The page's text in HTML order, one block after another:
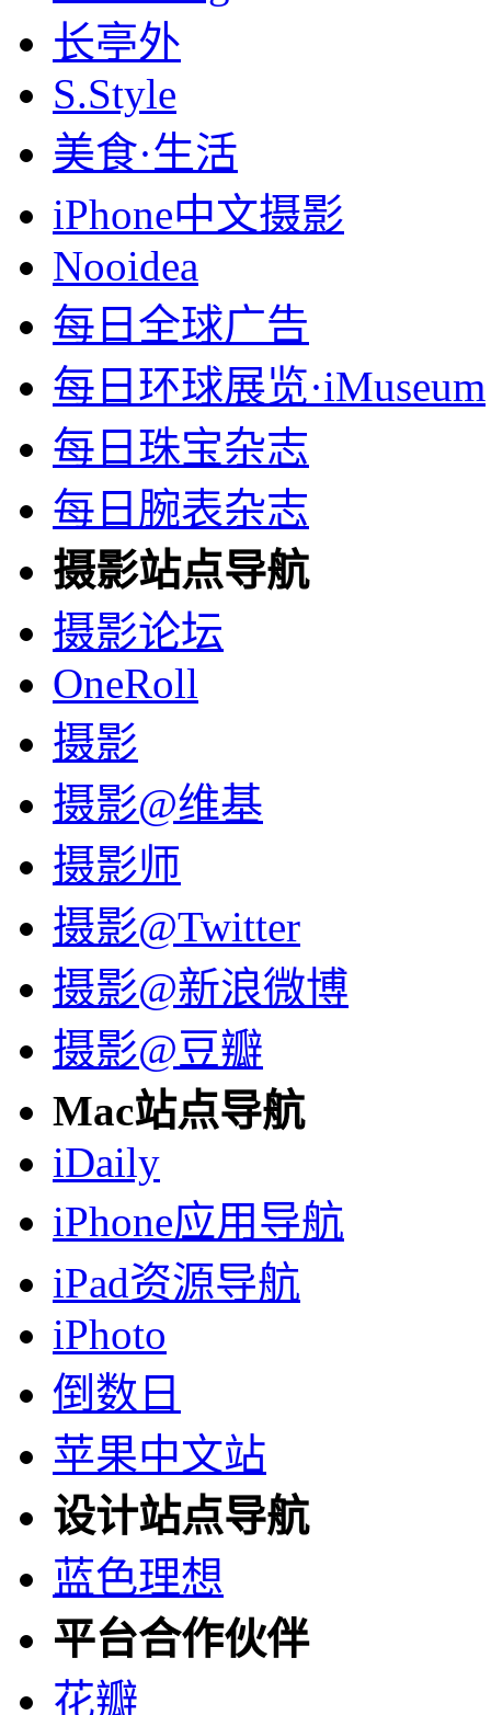
长亭外
S.Style
美食·生活
iPhone中文摄影
Nooidea
每日全球广告
每日环球展览·iMuseum
每日珠宝杂志
每日腕表杂志
摄影站点导航
摄影论坛
OneRoll
摄影
摄影@维基
摄影师
摄影@Twitter
摄影@新浪微博
摄影@豆瓣
Mac站点导航
iDaily
iPhone应用导航
iPad资源导航
iPhoto
倒数日
苹果中文站
设计站点导航
蓝色理想
平台合作伙伴
花瓣